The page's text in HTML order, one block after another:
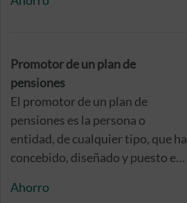
anticipadamente la totalidad o
rendimientos generados durante
su vigencia.
Promotor de un plan de
pensiones
El promotor de un plan de
pensiones es la persona o
entidad, de cualquier tipo, que ha
concebido, diseñado y puesto en
e inversión, para que sea suscrito
Ahorro